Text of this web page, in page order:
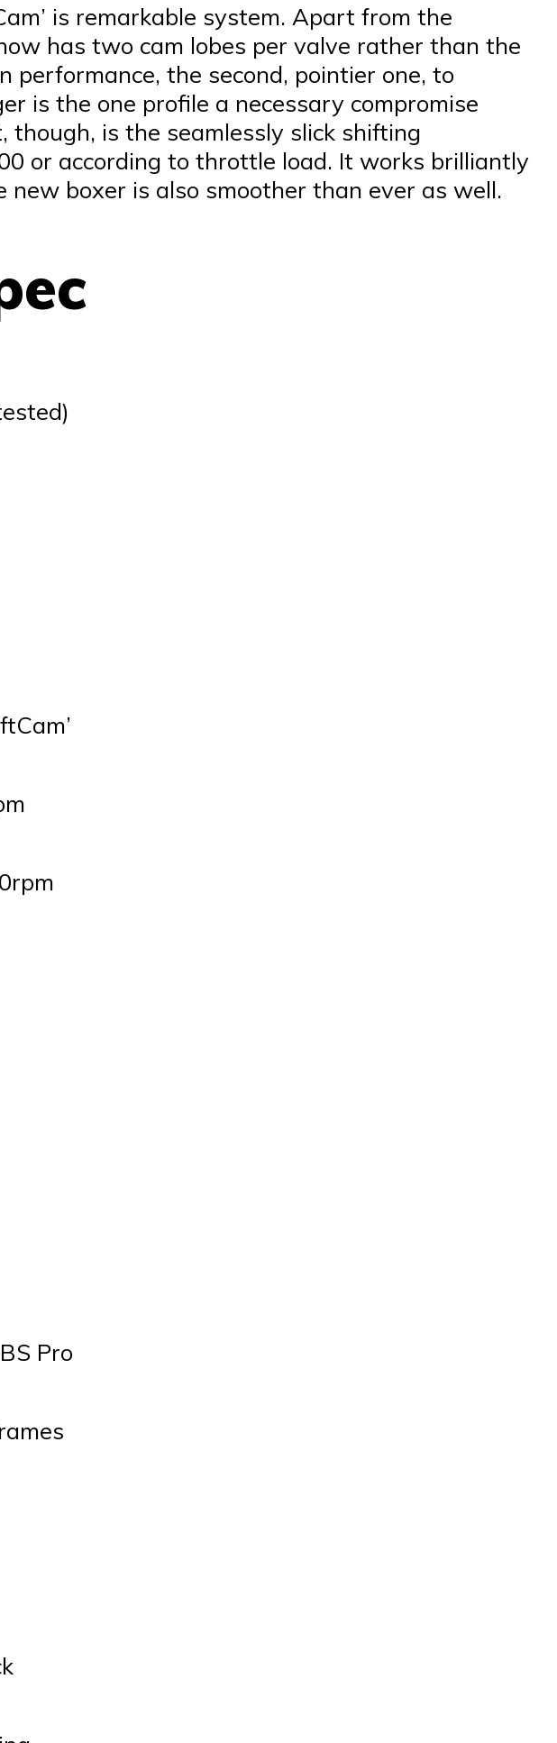
is remarkable system. Apart from the
has two cam lobes per valve rather than the
the second, pointier one, to
is the one profile a necessary compromise
is the seamlessly slick shifting
or according to throttle load. It works brilliantly
boxer is also smoother than ever as well.
Pro